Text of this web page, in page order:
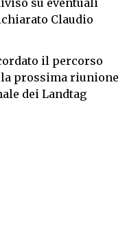
su eventuali
Claudio
il percorso
prossima riunione
dei Landtag